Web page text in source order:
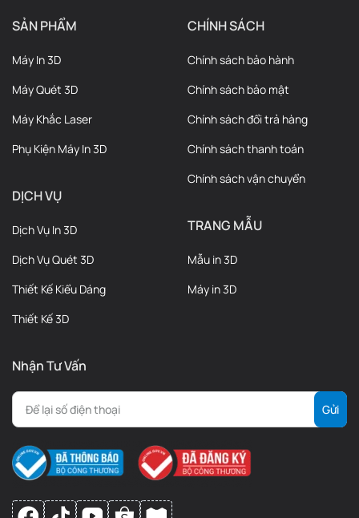
SẢN PHẨM
Máy In 3D
Máy Quét 3D
Máy Khắc Laser
Phụ Kiện Máy In 3D
DỊCH VỤ
Dịch Vụ In 3D
Dịch Vụ Quét 3D
Thiết Kế Kiểu Dáng
Thiết Kế 3D
CHÍNH SÁCH
Chính sách bảo hành
Chính sách bảo mật
Chính sách đổi trả hàng
Chính sách thanh toán
Chính sách vận chuyển
TRANG MẪU
Mẫu in 3D
Máy in 3D
Nhận Tư Vấn